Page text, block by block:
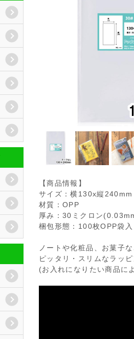
【商品情報】
サイズ：横130x縦240mm
材質：OPP
厚み：30ミクロン
梱包形態：100枚OPP袋
ノートや化粧品、お菓子
ピッタリ・スリムなラッ
(お入れになりたい商品に